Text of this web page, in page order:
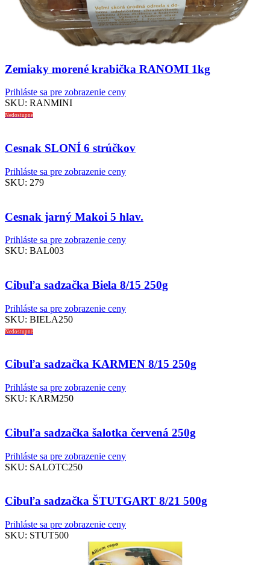
Zemiaky morené krabička RANOMI 1kg
Prihláste sa pre zobrazenie ceny
SKU: RANMINI
Nedostupné
Cesnak SLONÍ 6 strúčkov
Prihláste sa pre zobrazenie ceny
SKU: 279
Cesnak jarný Makoi 5 hlav.
Prihláste sa pre zobrazenie ceny
SKU: BAL003
Cibuľa sadzačka Biela 8/15 250g
Prihláste sa pre zobrazenie ceny
SKU: BIELA250
Nedostupné
Cibuľa sadzačka KARMEN 8/15 250g
Prihláste sa pre zobrazenie ceny
SKU: KARM250
Cibuľa sadzačka šalotka červená 250g
Prihláste sa pre zobrazenie ceny
SKU: SALOTC250
Cibuľa sadzačka ŠTUTGART 8/21 500g
Prihláste sa pre zobrazenie ceny
SKU: STUT500